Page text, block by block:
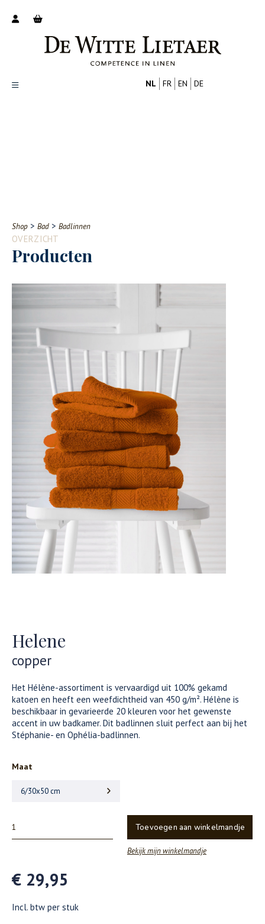
Contact
NL FR EN DE
Shop > Bad > Badlinnen
OVERZICHT
Producten
Helene
copper
Het Hélène-assortiment is vervaardigd uit 100% gekamd
katoen en heeft een weefdichtheid van 450 g/m². Hélène is
beschikbaar in gevarieerde 20 kleuren voor het gewenste
accent in uw badkamer. Dit badlinnen sluit perfect aan bij het
Stéphanie- en Ophélia-badlinnen.
Maat
6/30x50 cm
Toevoegen aan winkelmandje
Bekijk mijn winkelmandje
€ 29,95
Incl. btw per stuk